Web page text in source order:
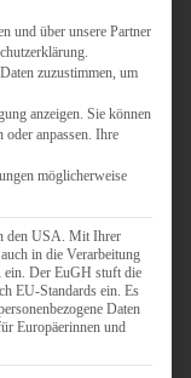
TISCH
FISCH
BACKEN
& QUICHES
und über unsere Partner
zuzustimmen, um
anzeigen. Sie können
oder anpassen. Ihre
möglicherweise
den USA. Mit Ihrer
in die Verarbeitung
Der EuGH stuft die
EU-Standards ein. Es
Daten
Europäerinnen und